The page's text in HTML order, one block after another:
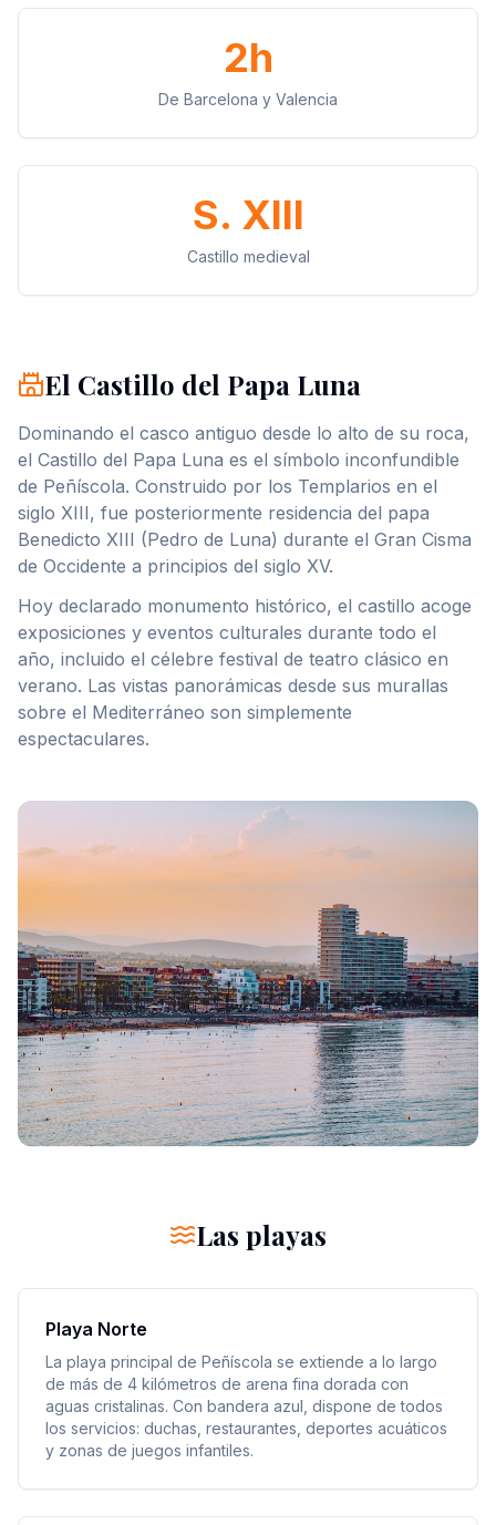
2h
De Barcelona y Valencia
S. XIII
Castillo medieval
El Castillo del Papa Luna
Dominando el casco antiguo desde lo alto de su roca,
el Castillo del Papa Luna es el símbolo inconfundible
de Peñíscola. Construido por los Templarios en el
siglo XIII, fue posteriormente residencia del papa
Benedicto XIII (Pedro de Luna) durante el Gran Cisma
de Occidente a principios del siglo XV.
Hoy declarado monumento histórico, el castillo acoge
exposiciones y eventos culturales durante todo el
año, incluido el célebre festival de teatro clásico en
verano. Las vistas panorámicas desde sus murallas
sobre el Mediterráneo son simplemente
espectaculares.
Las playas
Playa Norte
La playa principal de Peñíscola se extiende a lo largo
de más de 4 kilómetros de arena fina dorada con
aguas cristalinas. Con bandera azul, dispone de todos
los servicios: duchas, restaurantes, deportes acuáticos
y zonas de juegos infantiles.